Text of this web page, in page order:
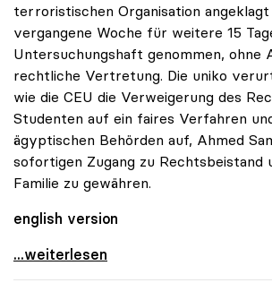
terroristischen Organisation angeklagt
vergangene Woche für weitere 15
Untersuchungshaft genommen, ohne
rechtliche Vertretung. Die uniko
wie die CEU die Verweigerung des
Studenten auf ein faires Verfahren
ägyptischen Behörden auf, Ahmed
sofortigen Zugang zu Rechtsbeistand
Familie zu gewähren.
english version
uniko fordert Freilassung und faires
...weiterlesen